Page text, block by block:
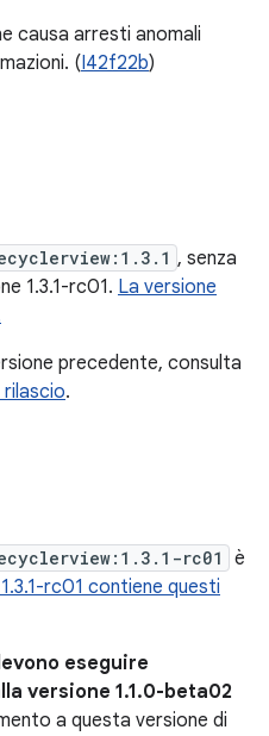
causa arresti anomali
(I42f22b)
, senza
1.3.1-rc01. La versione
precedente, consulta
rilascio.
rc01
è
rc01 contiene questi
eseguire
versione 1.1.0-beta02
a questa versione di